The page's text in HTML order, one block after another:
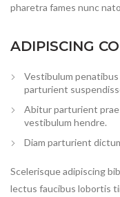
pharetra fames nunc
ADIPISCING
Vestibulum penatibus
parturient
Abitur parturient
vestibulum hendre.
Diam parturient
Scelerisque adipiscing
lectus faucibus lobortis